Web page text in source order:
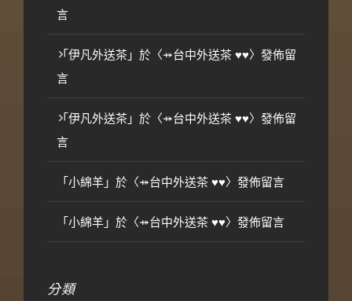
言
「伊凡外送茶 」於〈⤀台中外送茶 ♥♥〉發佈留
言
「伊凡外送茶 」於〈⤀台中外送茶 ♥♥〉發佈留
言
「小綿羊 」於〈⤀台中外送茶 ♥♥〉發佈留言
「小綿羊 」於〈⤀台中外送茶 ♥♥〉發佈留言
分類